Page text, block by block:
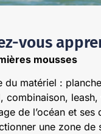
vous
mousses
du matériel :
combinaison,
de l’océan et ses
une zone de